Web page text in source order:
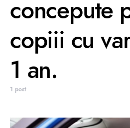
concepute
copiii cu
1 an.
1 post